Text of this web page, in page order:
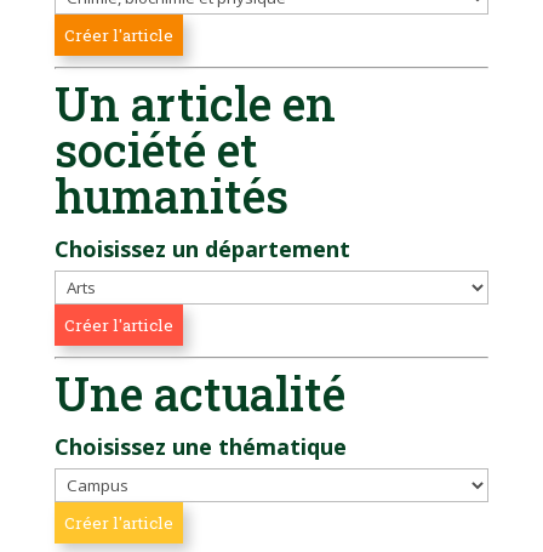
Un article en
société et
humanités
Choisissez un département
Une actualité
Choisissez une thématique